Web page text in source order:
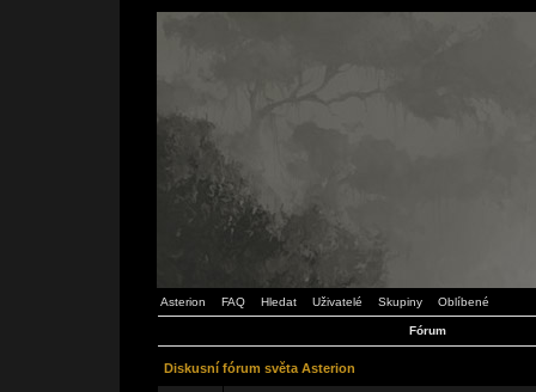
Asterion FAQ Hledat Uživatelé Skupiny Oblíbené
Fórum
Diskusní fórum světa Asterion